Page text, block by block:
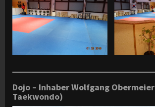
Dojo – Inhaber Wolfgang Obermeier
Taekwondo)